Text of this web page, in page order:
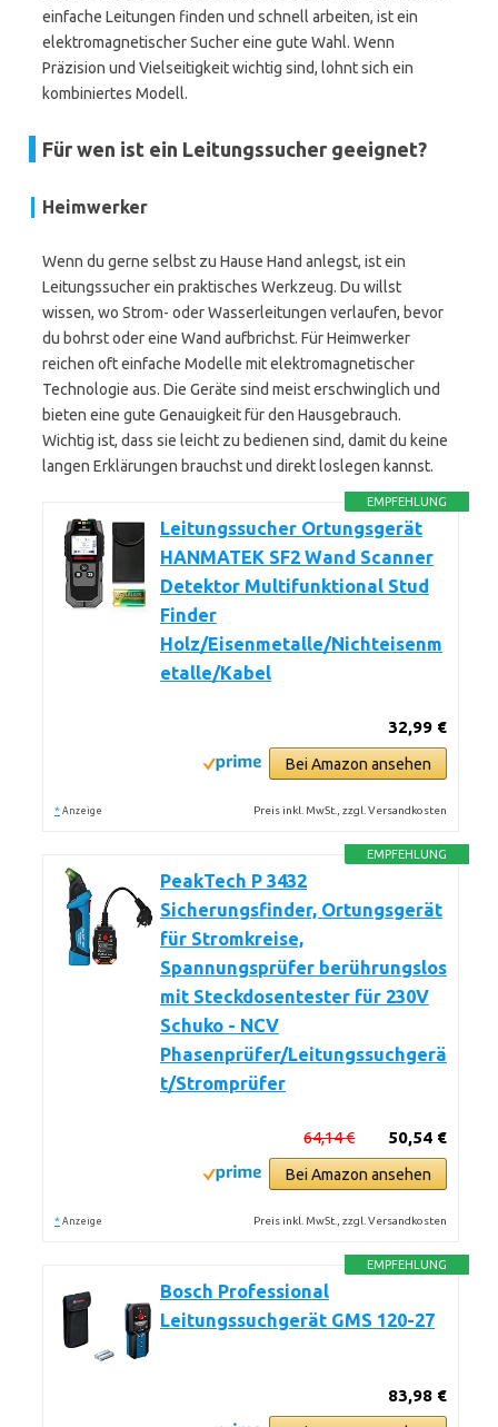
einfache Leitungen finden und schnell arbeiten, ist ein
elektromagnetischer Sucher eine gute Wahl. Wenn
Präzision und Vielseitigkeit wichtig sind, lohnt sich ein
kombiniertes Modell.
Für wen ist ein Leitungssucher geeignet?
Heimwerker
Wenn du gerne selbst zu Hause Hand anlegst, ist ein
Leitungssucher ein praktisches Werkzeug. Du willst
wissen, wo Strom- oder Wasserleitungen verlaufen, bevor
du bohrst oder eine Wand aufbrichst. Für Heimwerker
reichen oft einfache Modelle mit elektromagnetischer
Technologie aus. Die Geräte sind meist erschwinglich und
bieten eine gute Genauigkeit für den Hausgebrauch.
Wichtig ist, dass sie leicht zu bedienen sind, damit du keine
langen Erklärungen brauchst und direkt loslegen kannst.
EMPFEHLUNG
Leitungssucher Ortungsgerät
HANMATEK SF2 Wand Scanner
Detektor Multifunktional Stud
Finder
Holz/Eisenmetalle/Nichteisenm
etalle/Kabel
32,99 €
Bei Amazon ansehen
* Anzeige Preis inkl. MwSt., zzgl. Versandkosten
EMPFEHLUNG
PeakTech P 3432
Sicherungsfinder, Ortungsgerät
für Stromkreise,
Spannungsprüfer berührungslos
mit Steckdosentester für 230V
Schuko - NCV
Phasenprüfer/Leitungssuchgerä
t/Stromprüfer
50,54 €
64,14 €
Bei Amazon ansehen
* Anzeige Preis inkl. MwSt., zzgl. Versandkosten
EMPFEHLUNG
Bosch Professional
Leitungssuchgerät GMS 120-27
83,98 €